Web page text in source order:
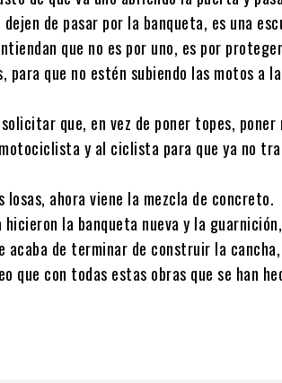
de pasar por la banqueta, es una
que no es por uno, es por
que no estén subiendo las motos a
que, en vez de poner topes, poner
y al ciclista para que ya no
ahora viene la mezcla de concreto.
la banqueta nueva y la
acaba de terminar de construir la
que con todas estas obras que se han